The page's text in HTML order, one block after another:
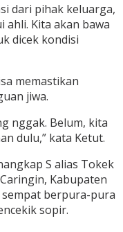
dari pihak keluarga,
ahli. Kita akan bawa
dicek kondisi
memastikan
jiwa.
nggak. Belum, kita
dulu,” kata Ketut.
S alias Tokek
Kabupaten
berpura-pura
sopir.